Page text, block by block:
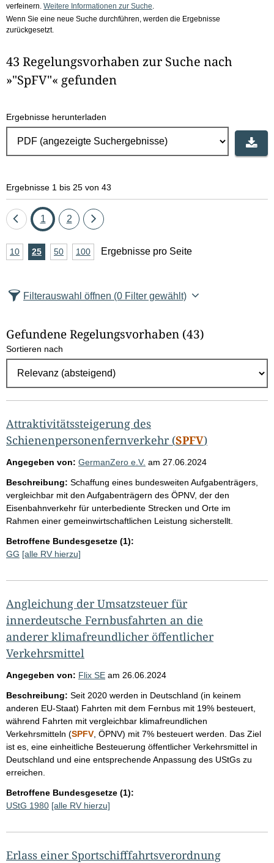
verfeinern. Weitere Informationen zur Suche
Wenn Sie eine neue Suche durchführen, werden die Ergebnisse
zurückgesetzt.
43 Regelungsvorhaben zur Suche nach
»"SpFV"« gefunden
Ergebnisse herunterladen
Ergebnisse 1 bis 25 von 43
Eine
zurück
Seite
1 Seite
2
Eine
vor
A
z
l
E
g
e
b
n
i
s
e
p
r
o
S
i
t
e
10Ergebnisse
25Ergebnisse
50Ergebnisse
100Ergebnisse
Ergebnisse pro Seite
Filterauswahl öffnen (0 Filter gewählt)
Gefundene Regelungsvorhaben (43)
Sortieren nach
Attraktivitätssteigerung des
Schienenpersonenfernverkehr (SPFV)
Angegeben von: GermanZero e.V. am 27.06.2024
Beschreibung: Schaffung eines bundesweiten Aufgabenträgers,
vergleichbar mit den Aufgabenträgern des ÖPNV, der den
Eisenbahnverkehr für unterbediente Strecken und Orte im
Rahmen einer gemeinwirtschaftlichen Leistung sicherstellt.
Betroffene Bundesgesetze (1):
GG [alle RV hierzu]
Angleichung der Umsatzsteuer für
innerdeutsche Fernbusfahrten an die
anderer klimafreundlicher öffentlicher
Verkehrsmittel
Angegeben von: Flix SE am 26.06.2024
Beschreibung: Seit 2020 werden in Deutschland (in keinem
anderen EU-Staat) Fahrten mit dem Fernbus mit 19% besteuert,
während Fahrten mit vergleichbar klimafreundlichen
Verkehrsmitteln (SPFV , ÖPNV) mit 7% besteuert werden. Das Ziel
ist es, eine einheitliche Besteuerung öffentlicher Verkehrsmittel in
Deutschland und eine entsprechende Anpassung des UStGs zu
erreichen.
Betroffene Bundesgesetze (1):
UStG 1980 [alle RV hierzu]
Erlass einer Sportschifffahrtsverordnung